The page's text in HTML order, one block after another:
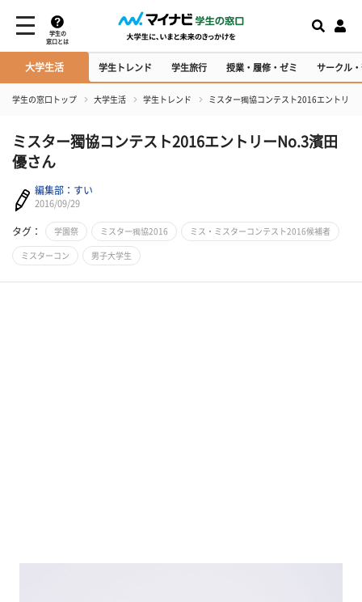
学生の
窓口とは
大学生活 学生トレンド 学生旅行 授業・履修・ゼミ サークル
学生の窓口トップ 大学生活 学生トレンド ミスター獨協コンテスト2016エントリー
ミスター獨協コンテスト2016エントリーNo.3濱田
優さん
編集部：すい
2016/09/29
タグ： 学園祭 ミスター獨協2016 ミス・ミスターコンテスト2016候補者
ミスターコン 男子大学生